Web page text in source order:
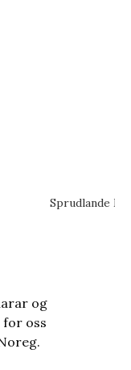
Sprudlande
og
for oss